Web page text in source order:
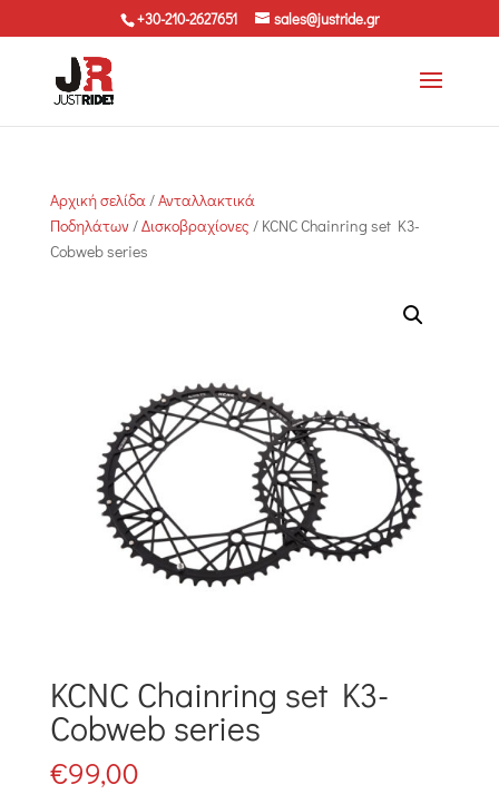
+30-210-2627651 sales@justride.gr
Αρχική σελίδα/Ανταλλακτικά
Ποδηλάτων/Δισκοβραχίονες / KCNC Chainring set K3-
Cobweb series
KCNC Chainring set K3-
Cobweb series
€99,00